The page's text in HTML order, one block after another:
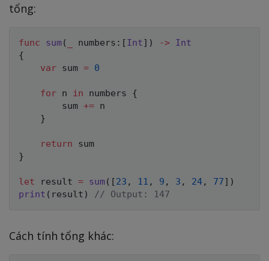
tổng:
func sum( numbers : [Int] ) -> Int
{
var sum = 0
for n in numbers {
        sum
+= n
}
return
}
let result = sum( [23 , 11 , 9 , 3 , 24, 77] )
print ( result ) // Output: 147
Cách tính tổng khác: